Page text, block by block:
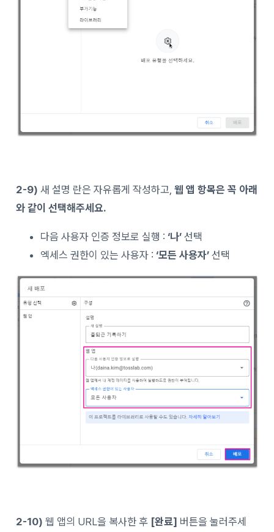
2-9)새 설명 란은 자유롭게 작성하고,웹 앱 항목은 꼭 아래
와 같이 선택해주세요.
다음 사용자 인증 정보로 실행 : ‘나’ 선택
엑세스 권한이 있는 사용자 : ‘모든 사용자’ 선택
2-10) 웹 앱의 URL을 복사한 후 [완료] 버튼을 눌러주세